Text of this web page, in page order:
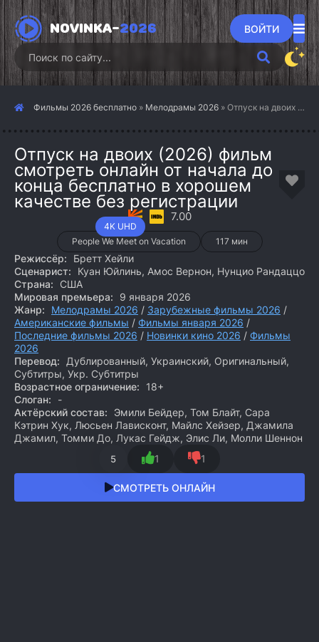
NOVINKA-2026 ВОЙТИ
Фильмы 2026 бесплатно » Мелодрамы 2026 » Отпуск на двоих (2026)
Отпуск на двоих (2026) фильм
смотреть онлайн от начала до
конца бесплатно в хорошем
качестве без регистрации
4K UHD
7.00
People We Meet on Vacation 117 мин
Режиссёр:
Бретт Хейли
Сценарист:
Куан Юйлинь, Амос Вернон, Нунцио Рандаццо
Страна:
США
Мировая премьера:
9 января 2026
Жанр:
Мелодрамы 2026 / Зарубежные фильмы 2026 /
Американские фильмы / Фильмы января 2026 /
Последние фильмы 2026 / Новинки кино 2026 / Фильмы
2026
Перевод:
Дублированный, Украинский, Оригинальный,
Субтитры, Укр. Субтитры
Возрастное ограничение:
18+
Слоган:
-
Актёрский состав:
Эмили Бейдер, Том Блайт, Сара
Кэтрин Хук, Люсьен Лависконт, Майлс Хейзер, Джамила
Джамил, Томми До, Лукас Гейдж, Элис Ли, Молли Шеннон
5 1 1
СМОТРЕТЬ ОНЛАЙН